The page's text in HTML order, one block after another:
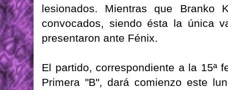
lesionados. Mientras que
convocados, siendo ésta la única
presentaron ante Fénix.
El partido, correspondiente a la 15ª
Primera "B", dará comienzo este